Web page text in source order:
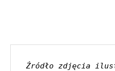
Źródło zdjęcia